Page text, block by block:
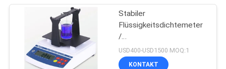
Stabiler
Flüssigkeitsdichtemeter
/
Konzentrationsmessgerät
für stark saure, alkalische
USD400-USD1500 MOQ:1
KONTAKT